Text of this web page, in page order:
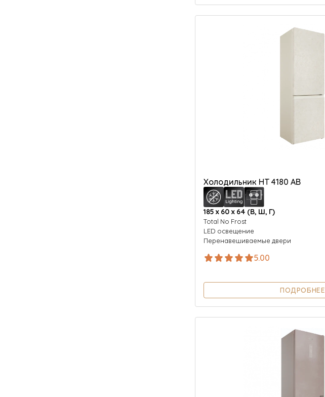
Холодильник HT 4180 AB
185 х 60 х 64 (В, Ш, Г)
Total No Frost
LED освещение
Перенавешиваемые двери
5.00
ПОДРОБНЕЕ